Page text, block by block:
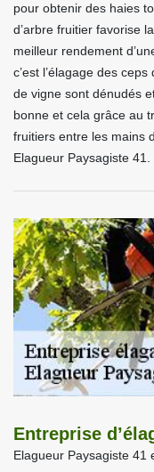
pour obtenir des haies
d’arbre fruitier favorise
meilleur rendement
c’est l’élagage des
de vigne sont dénudés
bonne et cela grâce au
fruitiers entre les mains
Elagueur Paysagiste 41.
Entreprise
Elagueur Paysagiste 41